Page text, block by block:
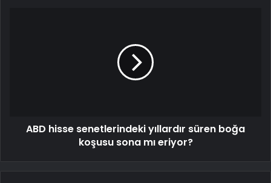
ABD hisse senetlerindeki yıllardır süren boğa
koşusu sona mı eriyor?